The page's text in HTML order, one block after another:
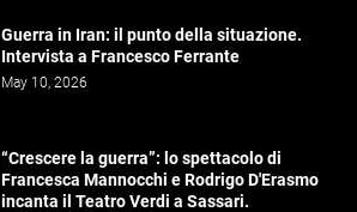
Guerra in Iran: il punto della situazione.
Intervista a Francesco Ferrante
May 10, 2026
“Crescere la guerra”: lo spettacolo di
Francesca Mannocchi e Rodrigo D'Erasmo
incanta il Teatro Verdi a Sassari.